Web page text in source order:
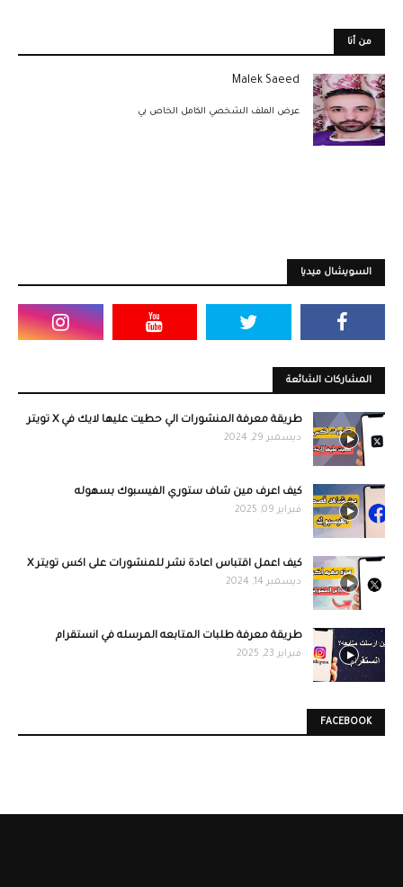
من أنا
Malek Saeed
عرض الملف الشخصي الكامل الخاص بي
السويشال ميديا
المشاركات الشائعة
طريقة معرفة المنشورات الي حطيت عليها لايك في X تويتر
ديسمبر 29, 2024
كيف اعرف مين شاف ستوري الفيسبوك بسهوله
فبراير 09, 2025
كيف اعمل اقتباس اعادة نشر للمنشورات على اكس تويتر X
ديسمبر 14, 2024
طريقة معرفة طلبات المتابعه المرسله في انستقرام
فبراير 23, 2025
FACEBOOK